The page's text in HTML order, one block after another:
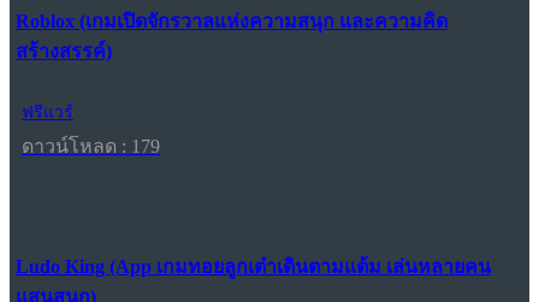
Roblox (เกมเปิดจักรวาลแห่งความสนุก และความคิด
สร้างสรรค์)
ฟรีแวร์
ดาวน์โหลด : 179
Ludo King (App เกมทอยลูกเต๋าเดินตามแต้ม เล่นหลายคน
แสนสนุก)